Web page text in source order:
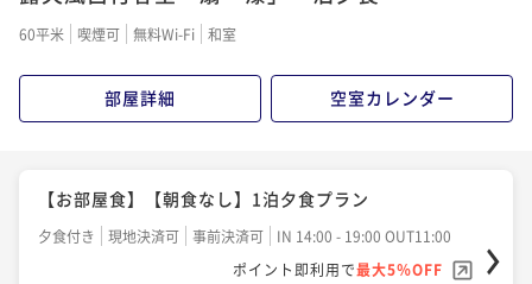
60平米 喫煙可 無料Wi-Fi 和室
部屋詳細 空室カレンダー
【お部屋食】【朝食なし】1泊夕食プラン
夕食付き 現地決済可 事前決済可
IN 14:00 - 19:00 OUT11:00
ポイント即利用で最大5％OFF